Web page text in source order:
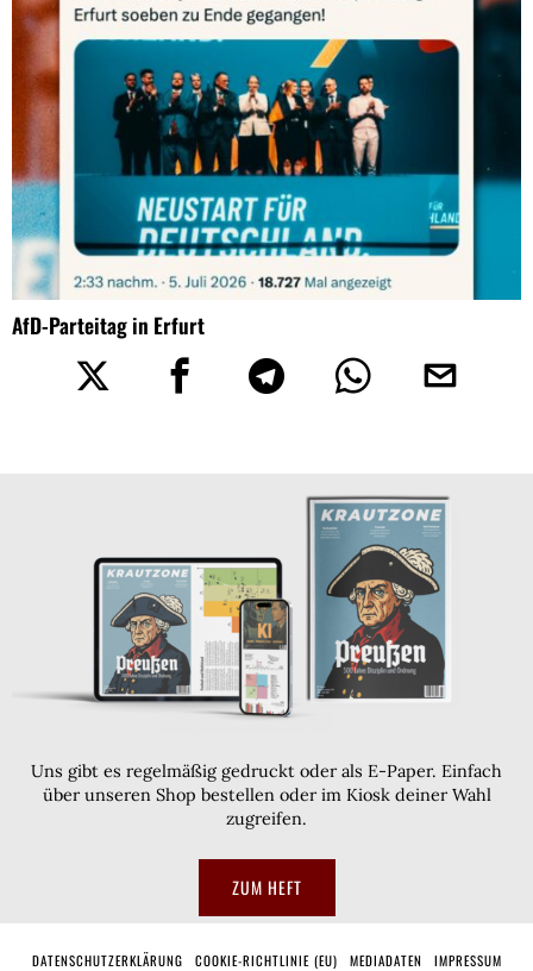
AfD-Parteitag in Erfurt
Uns gibt es regelmäßig gedruckt oder als E-Paper. Einfach
über unseren Shop bestellen oder im Kiosk deiner Wahl
zugreifen.
ZUM HEFT
DATENSCHUTZERKLÄRUNG COOKIE-RICHTLINIE (EU) MEDIADATEN IMPRESSUM